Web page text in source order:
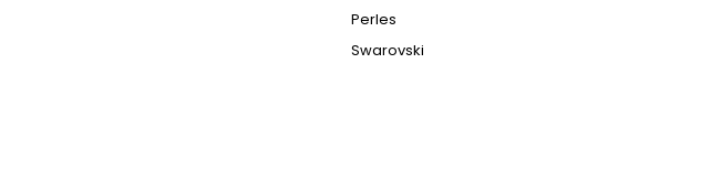
Perles
Swarovski